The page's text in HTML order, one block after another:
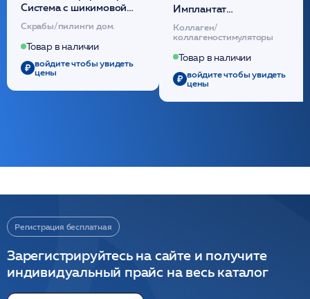
Cистема с шикимовой
кислотой обновляющая
(30шт) /HP
Скрабы/пилинги дом.
Товар в наличии
войдите чтобы увидеть
цены
Имплантат
внутридермальный,
стерильный на основе
полидиоксанона
/ULTRACOL
Коллаген/
коллагеностимуляторы
Товар в наличии
войдите чтобы увидеть
цены
Регистрация бесплатная
Зарегистрируйтесь на сайте и получите
индивидуальный прайс на весь каталог